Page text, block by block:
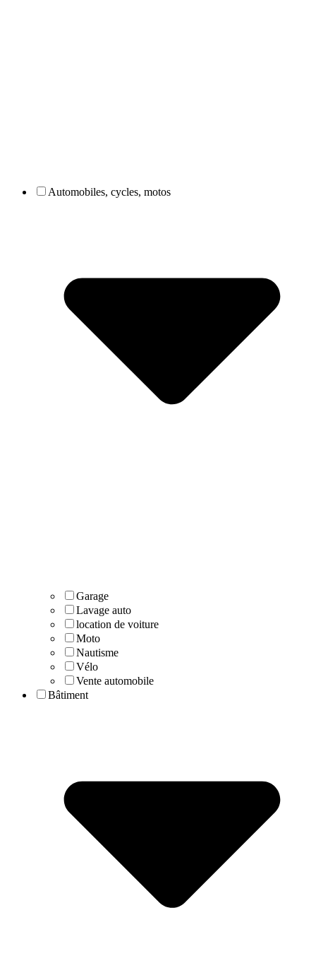
Automobiles, cycles, motos
Garage
Lavage auto
location de voiture
Moto
Nautisme
Vélo
Vente automobile
Bâtiment